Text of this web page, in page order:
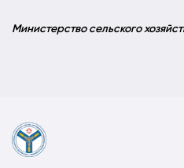
Министерство сельского